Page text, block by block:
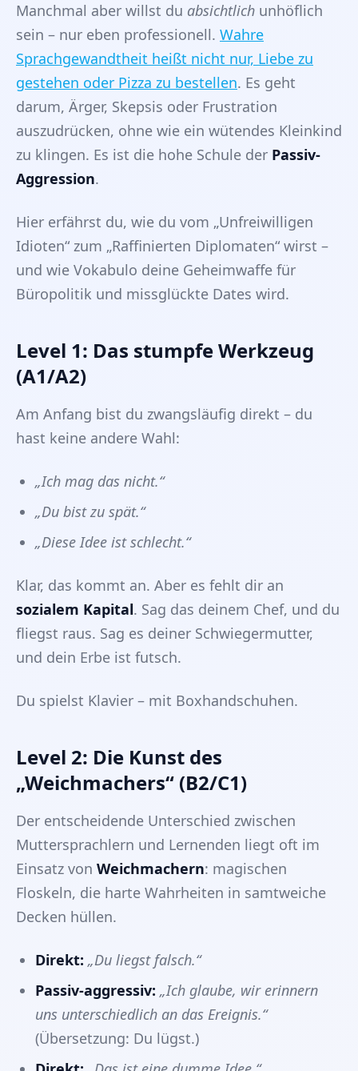
Manchmal aber willst du absichtlich unhöflich
sein – nur eben professionell. Wahre
Sprachgewandtheit heißt nicht nur, Liebe zu
gestehen oder Pizza zu bestellen. Es geht
darum, Ärger, Skepsis oder Frustration
auszudrücken, ohne wie ein wütendes Kleinkind
zu klingen. Es ist die hohe Schule der Passiv-
Aggression.
Hier erfährst du, wie du vom „Unfreiwilligen
Idioten“ zum „Raffinierten Diplomaten“ wirst –
und wie Vokabulo deine Geheimwaffe für
Büropolitik und missglückte Dates wird.
Level 1: Das stumpfe Werkzeug
(A1/A2)
Am Anfang bist du zwangsläufig direkt – du
hast keine andere Wahl:
„Ich mag das nicht.“
„Du bist zu spät.“
„Diese Idee ist schlecht.“
Klar, das kommt an. Aber es fehlt dir an
sozialem Kapital. Sag das deinem Chef, und du
fliegst raus. Sag es deiner Schwiegermutter,
und dein Erbe ist futsch.
Du spielst Klavier – mit Boxhandschuhen.
Level 2: Die Kunst des
„Weichmachers“ (B2/C1)
Der entscheidende Unterschied zwischen
Muttersprachlern und Lernenden liegt oft im
Einsatz von Weichmachern: magischen
Floskeln, die harte Wahrheiten in samtweiche
Decken hüllen.
Direkt: „Du liegst falsch.“
Passiv-aggressiv: „Ich glaube, wir erinnern
uns unterschiedlich an das Ereignis.“
(Übersetzung: Du lügst.)